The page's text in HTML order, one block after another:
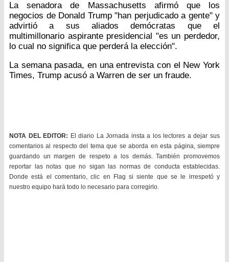
La senadora de Massachusetts afirmó que los
negocios de Donald Trump "han perjudicado a gente" y
advirtió a sus aliados demócratas que el
multimillonario aspirante presidencial "es un perdedor,
lo cual no significa que perderá la elección".
La semana pasada, en una entrevista con el New York
Times, Trump acusó a Warren de ser un fraude.
NOTA DEL EDITOR: El diario La Jornada insta a los lectores a dejar sus
comentarios al respecto del tema que se aborda en esta página, siempre
guardando un margen de respeto a los demás. También promovemos
reportar las notas que no sigan las normas de conducta establecidas.
Donde está el comentario, clic en Flag si siente que se le irrespetó y
nuestro equipo hará todo lo necesario para corregirlo.